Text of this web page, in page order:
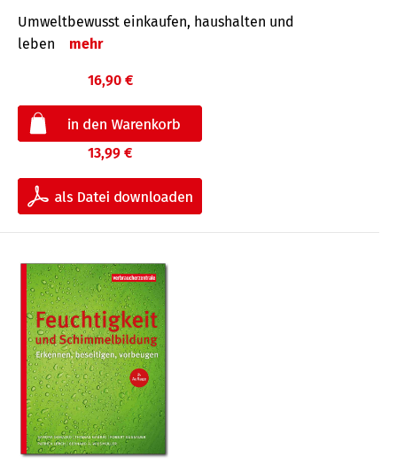
Umweltbewusst einkaufen, haushalten und
leben
mehr
16,90 €
13,99 €